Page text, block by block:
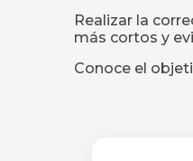
Realizar la
más cortos y
Conoce el